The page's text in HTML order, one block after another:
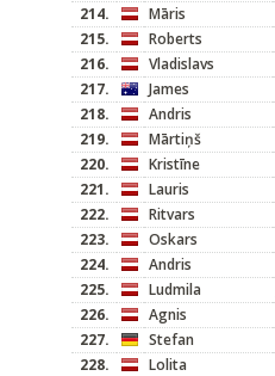
214.
Māris
215.
Roberts
216.
Vladislavs
217.
James
218.
Andris
219.
Mārtiņš
220.
Kristīne
221.
Lauris
222.
Ritvars
223.
Oskars
224.
Andris
225.
Ludmila
226.
Agnis
227.
Stefan
228.
Lolita